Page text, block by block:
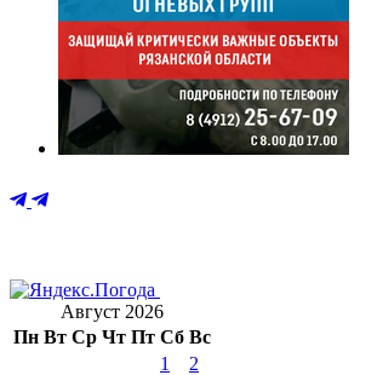
Август 2026
Пн Вт Ср Чт Пт Сб Вс
1
2